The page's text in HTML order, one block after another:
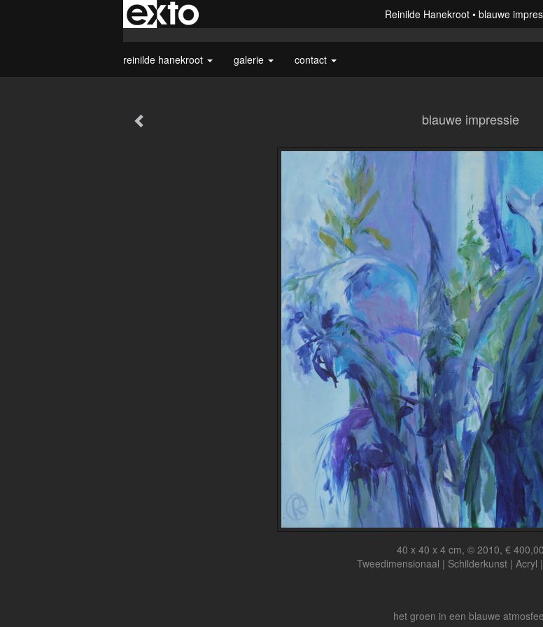
Reinilde Hanekroot blauwe
reinilde hanekroot galerie contact
blauwe impressie
40 x 40 x 4 cm, © 2010, € 400,00
Tweedimensionaal | Schilderkunst | Acryl
het groen in een blauwe